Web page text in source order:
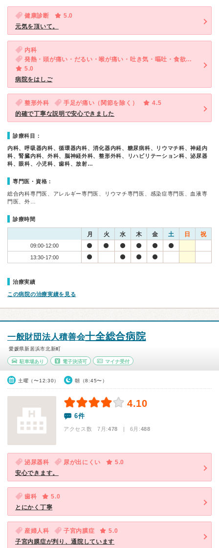
健康診断
5.0
元気を頂いて。
内科
発熱・頭が痛い・だるい・喉が痛い・吐き気・嘔吐・食欲不振・体調不良
5.0
病院をはしご
整形外科 手足が痛い（関節を除く）
4.5
的確で丁寧な説明で安心できました
診療科目：
内科、呼吸器内科、循環器内科、消化器内科、糖尿病科、リウマチ科、神経内
科、腎臓内科、外科、脳神経外科、整形外科、リハビリテーション科、泌尿器
科、眼科、小児科、歯科、放射…
専門医・資格：
総合内科専門医、アレルギー専門医、リウマチ専門医、感染症専門医、血液専
門医、外…
診療時間
月 火 水 木 金 土 日 祝
09:00-12:00
13:30-17:00
治療実績
この病院の治療実績を見る
一般財団法人積善会十全総合病院
愛媛県新居浜市北新町
駐車場あり 電子決済可 マイナ受付
土曜（〜12:30） 朝（8:45〜）
4.10
6件
アクセス数 7月:478 | 6月:488
泌尿器科 尿が出にくい
5.0
安心できます。
歯科
5.0
とにかく丁寧
産婦人科 子宮内膜症
5.0
子宮内膜症が判り、通院しています